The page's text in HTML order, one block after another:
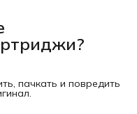
пачкать и повредить